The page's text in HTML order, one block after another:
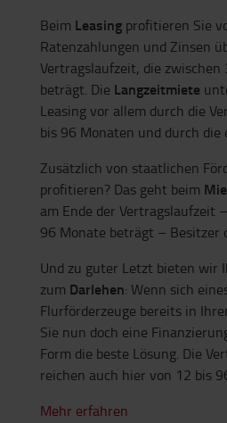
Beim Leasing profitieren Sie
Ratenzahlungen und Zinsen
Vertragslaufzeit, die
beträgt. Die Langzeitmiete
Leasing vor allem durch die
bis 96 Monaten und durch
Zusätzlich von staatlichen
profitieren? Das geht beim
am Ende der Vertragslaufzeit
96 Monate beträgt – Besitzer
Und zu guter Letzt bieten wir
zum Darlehen: Wenn sich
Flurförderzeuge bereits in
Sie nun doch eine
Form die beste Lösung. Die
reichen auch hier von 12 bis
Mehr erfahren